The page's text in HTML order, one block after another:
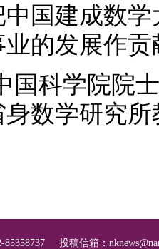
国建成数
的发展作贡
科学院院士
数学研究所
85358737 投稿信箱：